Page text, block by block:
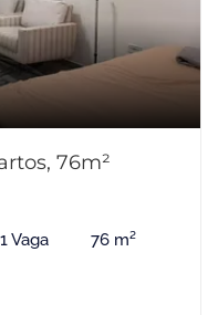
76m²
1 Vaga 76 m²